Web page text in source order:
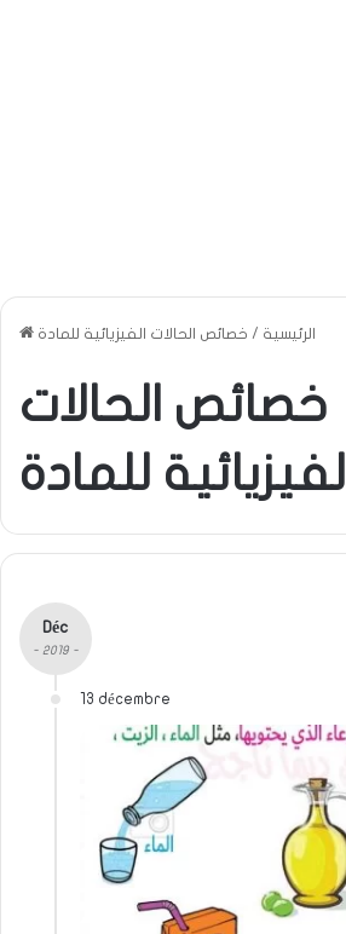
الرئيسية / خصائص الحالات الفيزيائية للمادة
خصائص الحالات
الفيزيائية للمادة
Déc
- 2019 -
13 décembre